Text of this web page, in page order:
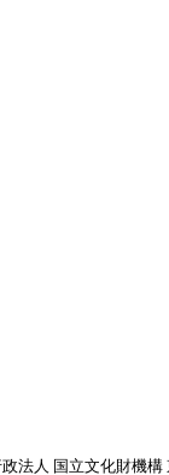
法人 国立文化財機構